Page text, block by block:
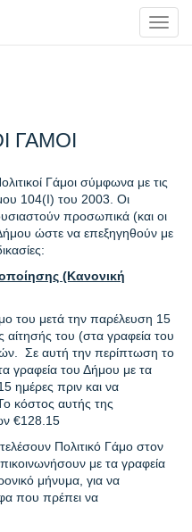
ΓΑΜΟΙ
Γάμοι σύμφωνα με τις
104(Ι) του 2003. Οι
προσωπικά (και οι
ώστε να επεξηγηθούν με
(Κανονική
του μετά την παρέλευση 15
του (στα γραφεία του
Σε αυτή την περίπτωση το
γραφεία του Δήμου με τα
ημέρες πριν και να
κόστος αυτής της
€128.15
Πολιτικό Γάμο στον
με τα γραφεία
μήνυμα, για να
που πρέπει να